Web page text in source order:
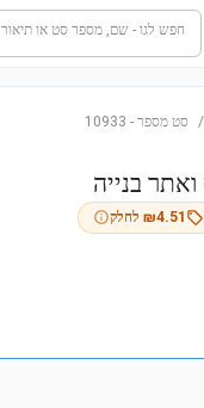
חפש לגו - שם, מספר סט או תיאור
/ סט מספר -
10933
בנייה
₪4.51 לחלק